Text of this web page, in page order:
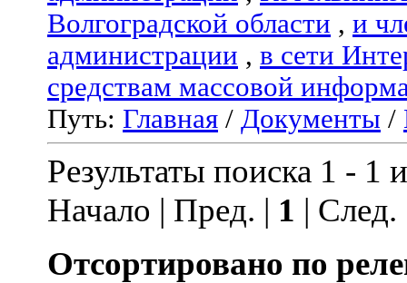
Волгоградской области , и
администрации , в сети
средствам массовой
Путь: Главная / Документы /
Результаты поиска 1 - 1
Начало | Пред. | 1 |
Отсортировано по